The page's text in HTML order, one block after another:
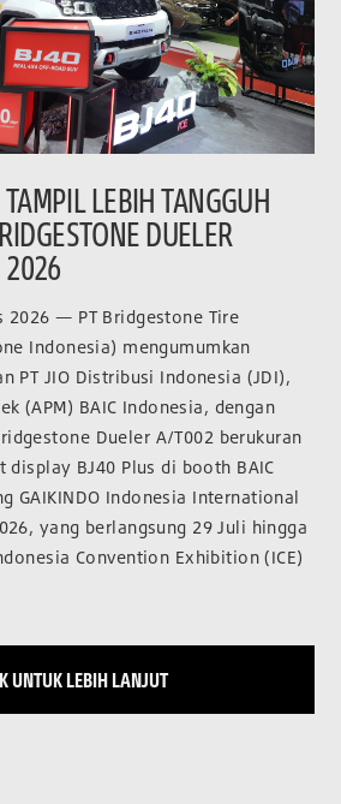
LEBIH TANGGUH
DUELER
2026
2026 — PT Bridgestone Tire
Indonesia) mengumumkan
PT JIO Distribusi Indonesia (JDI),
(APM) BAIC Indonesia, dengan
Dueler A/T002 berukuran
display BJ40 Plus di booth BAIC
GAIKINDO Indonesia International
yang berlangsung 29 Juli hingga
Convention Exhibition (ICE)
UNTUK LEBIH LANJUT